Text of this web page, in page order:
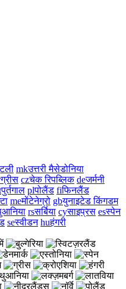
mkउत्तरी मैसेडोनिया
ग्रीस czचेक रिपब्लिक deजर्मनी
पुर्तगाल plपोलैंड fiफिनलैंड
meमोंटेनेग्रो gbयुनाइटेड किंगडम
rsसर्बिया cyसाइप्रस esस्पेन
seस्वीडन huहंगरी